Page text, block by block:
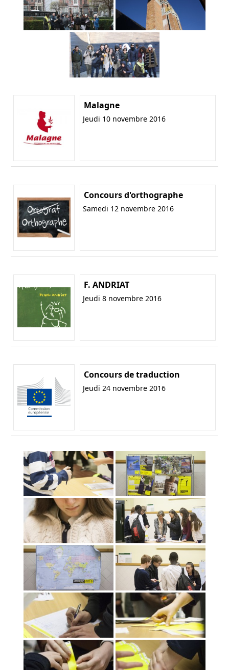
Malagne
Jeudi 10 novembre 2016
Concours d'orthographe
Samedi 12 novembre 2016
F. ANDRIAT
Jeudi 8 novembre 2016
Concours de traduction
Jeudi 24 novembre 2016